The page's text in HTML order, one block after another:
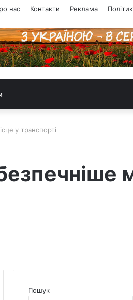
нас Контакти Реклама
у транспорті
Пошук